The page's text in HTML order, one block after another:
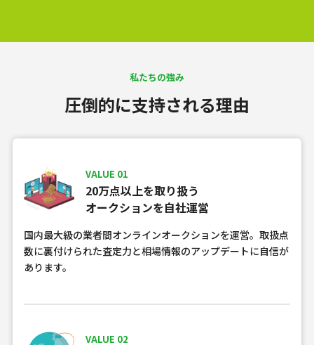
私たちの強み
圧倒的に支持される理由
VALUE 01
20万点以上を取り扱う
オークションを自社運営
国内最大級の業者間オンラインオークションを運営。取扱点
数に裏付けられた査定力と相場情報のアップデートに自信が
あります。
VALUE 02